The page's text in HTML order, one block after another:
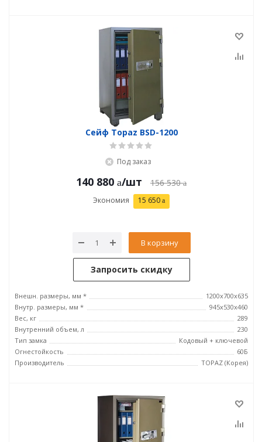
Сейф Topaz BSD-1200
Под заказ
140 880 /шт 156 530
Экономия 15 650
В корзину
Запросить скидку
Внешн. размеры, мм *
1200x700x635
Внутр. размеры, мм *
945х530х460
Вес, кг
289
Внутренний объем, л
230
Тип замка
Кодовый + ключевой
Огнестойкость
60Б
Производитель
TOPAZ (Корея)